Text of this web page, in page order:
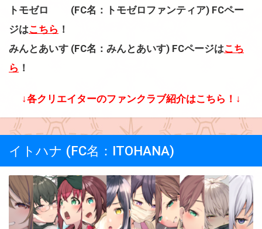
トモゼロ (FC名：トモゼロファンティア) FCペー
ジはこちら ！
みんとあいす (FC名：みんとあいす) FCページはこち
ら ！
↓各クリエイターのファンクラブ紹介はこちら！↓
イトハナ (FC名：ITOHANA)